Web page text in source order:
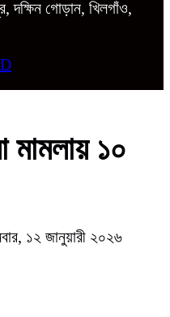
দক্ষিন গোড়ান, খিলগাঁও,
মামলায় ১০
১২ জানুয়ারী ২০২৬